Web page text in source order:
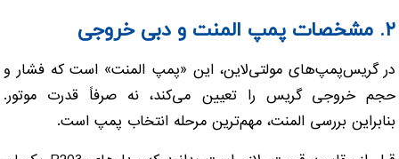
۲. مشخصات پمپ المنت و دبی خروجی
در گریس‌پمپ‌های مولتی‌لاین، این «پمپ المنت» است که فشار و
حجم خروجی گریس را تعیین می‌کند، نه صرفاً قدرت موتور.
بنابراین بررسی المنت، مهم‌ترین مرحله انتخاب پمپ است.